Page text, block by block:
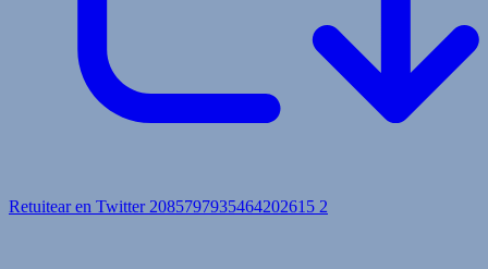
Retuitear en Twitter 2085797935464202615 2